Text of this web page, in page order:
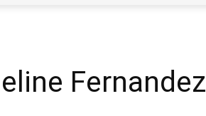
Fernandez